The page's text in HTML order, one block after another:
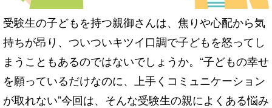
受験生の子どもを持つ親御さんは、焦りや心配から気
持ちが昂り、ついついキツイ口調で子どもを怒ってし
まうこともあるのではないでしょうか。“子どもの幸せ
を願っているだけなのに、上手くコミュニケーション
が取れない”今回は、そんな受験生の親によくある悩み